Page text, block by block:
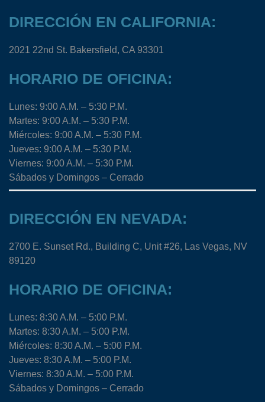
DIRECCIÓN EN CALIFORNIA:
2021 22nd St. Bakersfield, CA 93301
HORARIO DE OFICINA:
Lunes: 9:00 A.M. – 5:30 P.M.
Martes: 9:00 A.M. – 5:30 P.M.
Miércoles: 9:00 A.M. – 5:30 P.M.
Jueves: 9:00 A.M. – 5:30 P.M.
Viernes: 9:00 A.M. – 5:30 P.M.
Sábados y Domingos – Cerrado
DIRECCIÓN EN NEVADA:
2700 E. Sunset Rd., Building C, Unit #26, Las Vegas, NV
89120
HORARIO DE OFICINA:
Lunes: 8:30 A.M. – 5:00 P.M.
Martes: 8:30 A.M. – 5:00 P.M.
Miércoles: 8:30 A.M. – 5:00 P.M.
Jueves: 8:30 A.M. – 5:00 P.M.
Viernes: 8:30 A.M. – 5:00 P.M.
Sábados y Domingos – Cerrado